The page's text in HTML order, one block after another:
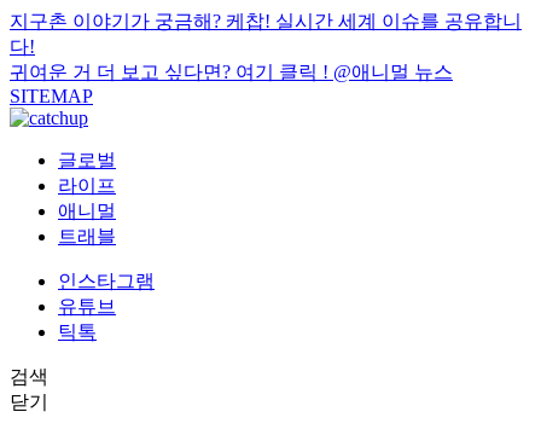
지구촌 이야기가 궁금해? 케찹! 실시간 세계 이슈를 공유합니
다!
귀여운 거 더 보고 싶다면? 여기 클릭 ! @애니멀 뉴스
SITEMAP
글로벌
라이프
애니멀
트래블
인스타그램
유튜브
틱톡
검색
닫기